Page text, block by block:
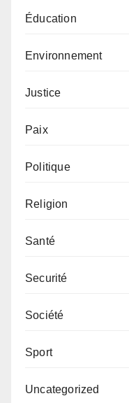
Éducation
Environnement
Justice
Paix
Politique
Religion
Santé
Securité
Société
Sport
Uncategorized